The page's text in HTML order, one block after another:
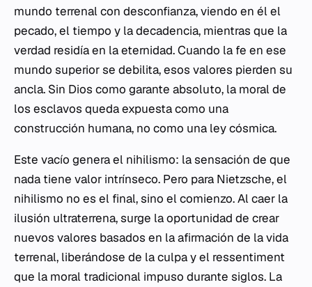
mundo terrenal con desconfianza, viendo en él el
pecado, el tiempo y la decadencia, mientras que la
verdad residía en la eternidad. Cuando la fe en ese
mundo superior se debilita, esos valores pierden su
ancla. Sin Dios como garante absoluto, la moral de
los esclavos queda expuesta como una
construcción humana, no como una ley cósmica.
Este vacío genera el nihilismo: la sensación de que
nada tiene valor intrínseco. Pero para Nietzsche, el
nihilismo no es el final, sino el comienzo. Al caer la
ilusión ultraterrena, surge la oportunidad de crear
nuevos valores basados en la afirmación de la vida
terrenal, liberándose de la culpa y el ressentiment
que la moral tradicional impuso durante siglos. La